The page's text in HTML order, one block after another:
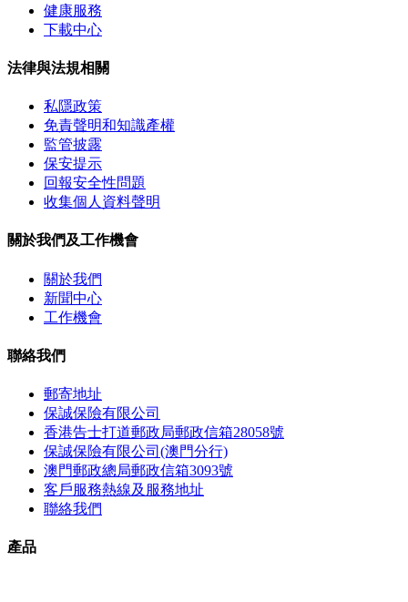
健康服務
下載中心
法律與法規相關
私隱政策
免責聲明和知識產權
監管披露
保安提示
回報安全性問題
收集個人資料聲明
關於我們及工作機會
關於我們
新聞中心
工作機會
聯絡我們
郵寄地址
保誠保險有限公司
香港告士打道郵政局郵政信箱28058號
保誠保險有限公司(澳門分行)
澳門郵政總局郵政信箱3093號
客戶服務熱線及服務地址
聯絡我們
產品